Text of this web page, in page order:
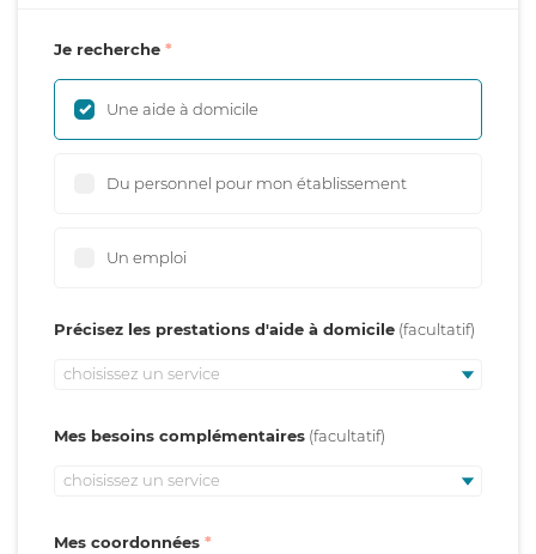
Je recherche
Une aide à domicile
Du personnel pour mon établissement
Un emploi
Précisez les prestations d'aide à domicile
choisissez un service
Mes besoins complémentaires
choisissez un service
Mes coordonnées